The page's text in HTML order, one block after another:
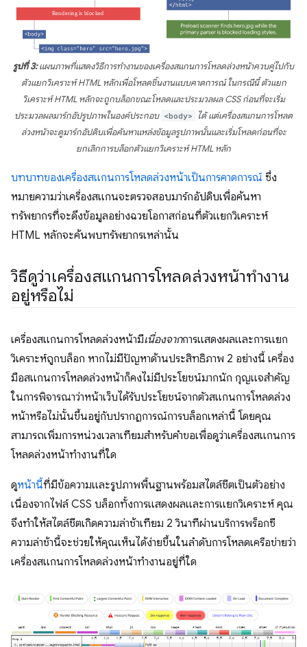
รูปที่ 3:แผนภาพที่แสดงวิธีการทำงานของเครื่องสแกนการโหลดล่วงหน้าควบคู่ไปกับ
ตัวแยกวิเคราะห์ HTML หลักเพื่อโหลดชิ้นงานแบบคาดการณ์ ในกรณีนี้ ตัวแยก
วิเคราะห์ HTML หลักจะถูกบล็อกขณะโหลดและประมวลผล CSS ก่อนที่จะเริ่ม
ประมวลผลมาร์กอัปรูปภาพในองค์ประกอบ <body>
ได้ แต่เครื่องสแกนการโหลด
ล่วงหน้าจะดูมาร์กอัปดิบเพื่อค้นหาแหล่งข้อมูลรูปภาพนั้นและเริ่มโหลดก่อนที่จะ
ยกเลิกการบล็อกตัวแยกวิเคราะห์ HTML หลัก
บทบาทของเครื่องสแกนการโหลดล่วงหน้าเป็นการคาดการณ์ ซึ่ง
หมายความว่าเครื่องสแกนจะตรวจสอบมาร์กอัปดิบเพื่อค้นหา
ทรัพยากรที่จะดึงข้อมูลอย่างฉวยโอกาสก่อนที่ตัวแยกวิเคราะห์
HTML หลักจะค้นพบทรัพยากรเหล่านั้น
วิธีดูว่าเครื่องสแกนการโหลดล่วงหน้าทำงาน
อยู่หรือไม่
เครื่องสแกนการโหลดล่วงหน้ามีเนื่องจากการแสดงผลและการแยก
วิเคราะห์ถูกบล็อก หากไม่มีปัญหาด้านประสิทธิภาพ 2 อย่างนี้ เครื่อง
มือสแกนการโหลดล่วงหน้าก็คงไม่มีประโยชน์มากนัก กุญแจสำคัญ
ในการพิจารณาว่าหน้าเว็บได้รับประโยชน์จากตัวสแกนการโหลดล่วง
หน้าหรือไม่นั้นขึ้นอยู่กับปรากฏการณ์การบล็อกเหล่านี้ โดยคุณ
สามารถเพิ่มการหน่วงเวลาเทียมสำหรับคำขอเพื่อดูว่าเครื่องสแกนการ
โหลดล่วงหน้าทำงานที่ใด
ดูหน้านี้ที่มีข้อความและรูปภาพพื้นฐานพร้อมสไตล์ชีตเป็นตัวอย่าง
เนื่องจากไฟล์ CSS บล็อกทั้งการแสดงผลและการแยกวิเคราะห์ คุณ
จึงทำให้สไตล์ชีตเกิดความล่าช้าเทียม 2 วินาทีผ่านบริการพร็อกซี
ความล่าช้านี้จะช่วยให้คุณเห็นได้ง่ายขึ้นในลำดับการโหลดเครือข่ายว่า
เครื่องสแกนการโหลดล่วงหน้าทำงานอยู่ที่ใด